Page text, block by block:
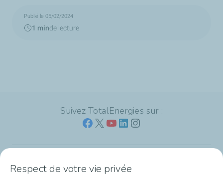
Publié le 05/02/2024
1 minde lecture
Suivez TotalEnergies sur :
Nos sites
Respect de votre vie privée